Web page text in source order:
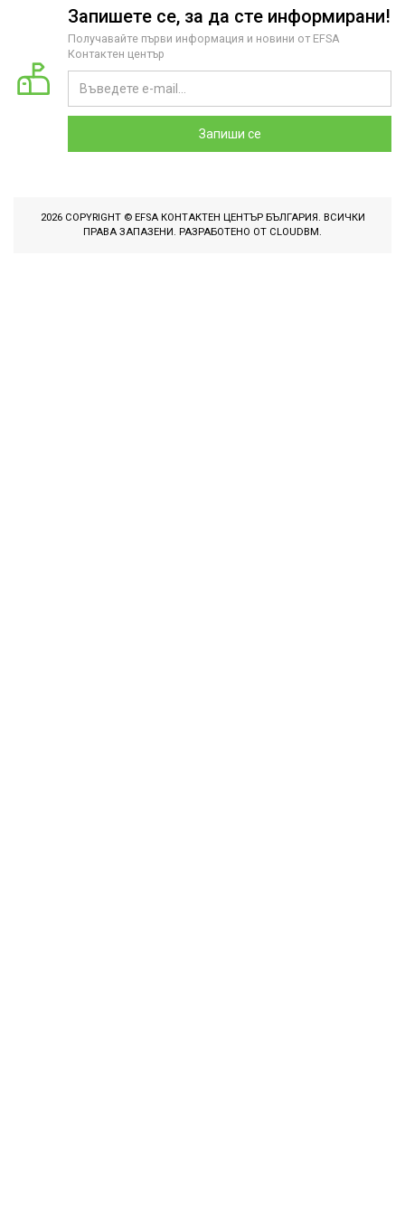
Запишете се, за да сте информирани!
Получавайте първи информация и новини от EFSA
Контактен център
Запиши се
2026 COPYRIGHT © EFSA КОНТАКТЕН ЦЕНТЪР БЪЛГАРИЯ. ВСИЧКИ
ПРАВА ЗАПАЗЕНИ. РАЗРАБОТЕНО ОТ CLOUDBM .